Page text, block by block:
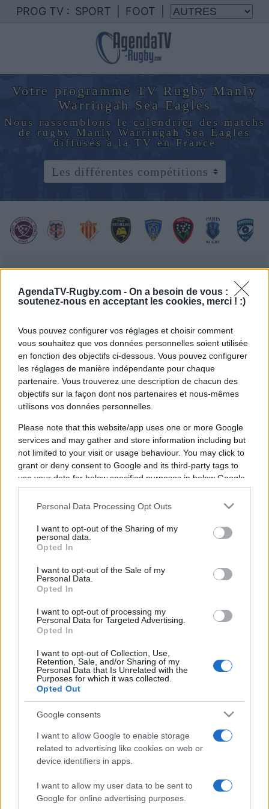
AgendaTV-Rugby.com - On a besoin de vous :
soutenez-nous en acceptant les cookies, merci ! :)
Vous pouvez configurer vos réglages et choisir comment
vous souhaitez que vos données personnelles soient utilisée
en fonction des objectifs ci-dessous. Vous pouvez configurer
les réglages de manière indépendante pour chaque
partenaire. Vous trouverez une description de chacun des
objectifs sur la façon dont nos partenaires et nous-mêmes
utilisons vos données personnelles.
Please note that this website/app uses one or more Google
services and may gather and store information including but
not limited to your visit or usage behaviour. You may click to
grant or deny consent to Google and its third-party tags to
use your data for below specified purposes in below Google
consent section.
Personal Data Processing Opt Outs
I want to opt-out of the Sharing of my
personal data.
Opted In
I want to opt-out of the Sale of my
Personal Data.
Opted In
I want to opt-out of processing my
Personal Data for Targeted Advertising.
Opted In
I want to opt-out of Collection, Use,
Retention, Sale, and/or Sharing of my
Personal Data that Is Unrelated with the
Purposes for which it was collected.
Opted Out
Google consents
I want to allow Google to enable storage
related to advertising like cookies on web or
device identifiers in apps.
I want to allow my user data to be sent to
Google for online advertising purposes.
PROG TV : SPORT FOOT
Votre programme TV Rugby Manly
Warringah Sea Eagles
Nous rassemblons le calendrier des matchs
de rugby Manly Warringah Sea Eagles
diffusés à la TV en France
Programme TV Rugby
Vous trouverez ci-dessous le programme TV des
futurs matchs de Manly Warringah Sea Eagles
dont la chaine et l'heure de diffusion ont été
annoncées. Dès que des diffuseurs seront
annoncés sur d'autres rencontres à venir, nous
matchs pour connaitre toutes les informations
relatives à la rencontre.
actu Manly Warringah Sea Eagles
n'hésitez pas à vous rendre chez notre partenaire